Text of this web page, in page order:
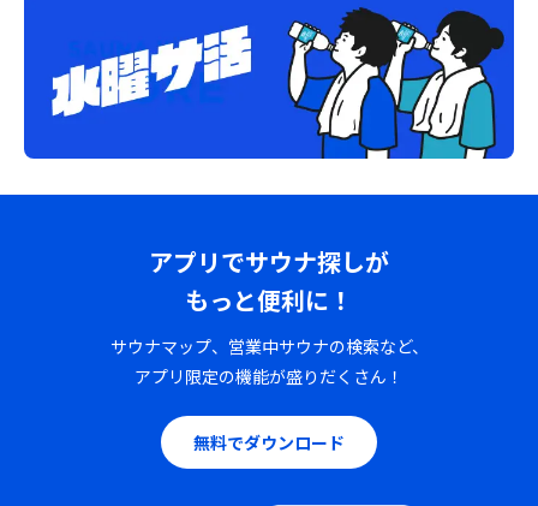
アプリでサウナ探しが
もっと便利に！
サウナマップ、営業中サウナの検索など、
アプリ限定の機能が盛りだくさん！
無料でダウンロード